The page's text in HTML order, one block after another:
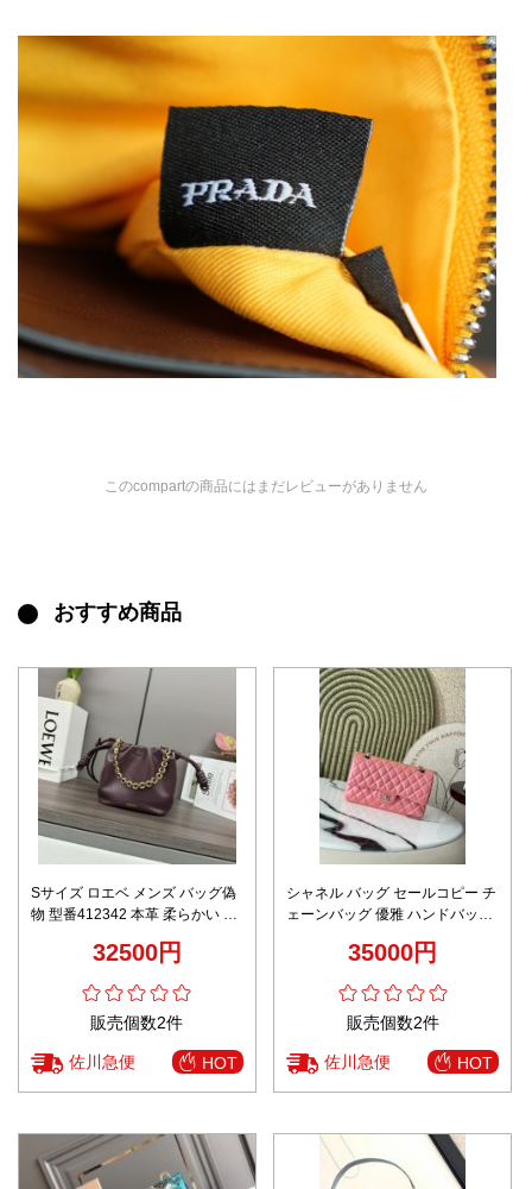
このcompartの商品にはまだレビューがありません
おすすめ商品
Sサイズ ロエベ メンズ バッグ偽
物 型番412342 本革 柔らかい チ
32500円
販売個数2件
佐川急便 HOT
シャネル バッグ セールコピー チ
ェーンバッグ 優雅 ハンドバッグ
35000円
販売個数2件
佐川急便 HOT